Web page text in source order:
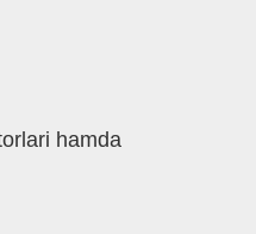
hamda